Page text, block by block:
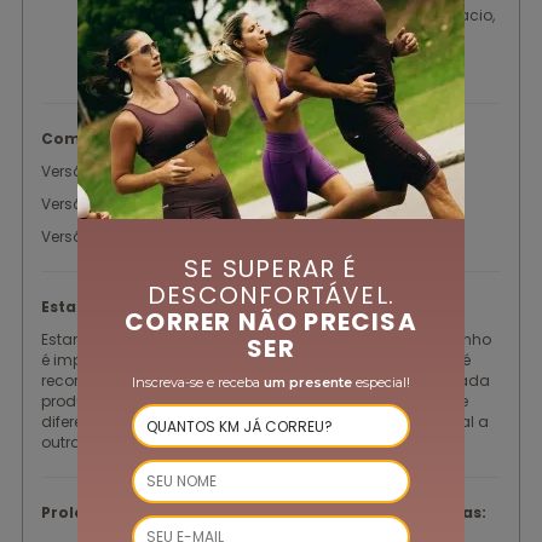
interna para melhor fixação na cabeça. Toque macio,
fresco e com alta durabilidade. Logo refletivo.
Composição:
Versão lisa: Poliamida/ Elastano
Versão estampada: Poliéster/ Elastano
Versão flúor: Poliéster/ Elastano
Estampas:
Estampa corrida = Nessa técnica de estamparia, o desenho
é impresso no rolo de tecido, dessa maneira a estampa é
recortada e oferece uma estética diferente e única em cada
produto. Cada parte do rapport se posiciona numa parte
diferente da modelagem, isto é, nenhuma peça será igual a
outra.
Prolongue a vida útil das suas peças com essas dicas:
SE SUPERAR É
DESCONFORTÁVEL.
CORRER NÃO PRECISA
SER
Inscreva-se e receba um presente especial!